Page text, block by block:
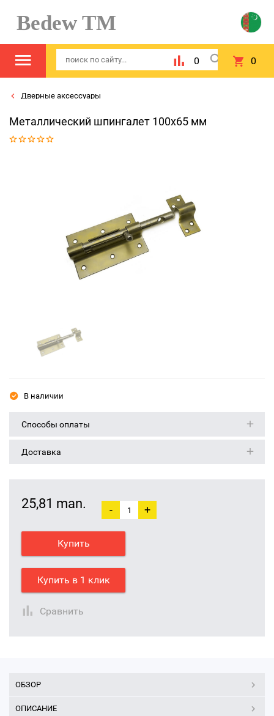
Bedew TM
0 0
Дверные аксессуары
Металлический шпингалет 100х65 мм
В наличии
Способы оплаты
Доставка
25,81 man. - +
Купить
Купить в 1 клик
Сравнить
ОБЗОР
ОПИСАНИЕ